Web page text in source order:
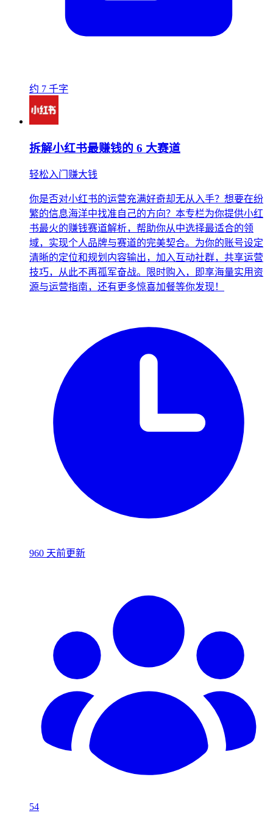
约 7 千字
拆解小红书最赚钱的 6 大赛道
轻松入门赚大钱
你是否对小红书的运营充满好奇却无从入手？想要在纷
繁的信息海洋中找准自己的方向？本专栏为你提供小红
书最火的赚钱赛道解析，帮助你从中选择最适合的领
域，实现个人品牌与赛道的完美契合。为你的账号设定
清晰的定位和规划内容输出，加入互动社群，共享运营
技巧，从此不再孤军奋战。限时购入，即享海量实用资
源与运营指南，还有更多惊喜加餐等你发现！
960 天前更新
54